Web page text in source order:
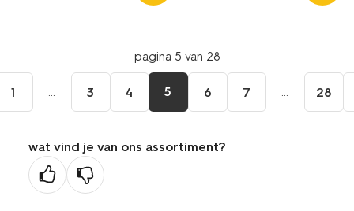
pagina 5 van 28
1 ... 3 4 5 6 7 ... 28
wat vind je van ons assortiment?